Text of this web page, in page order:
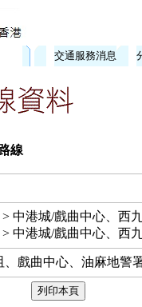
交通服務消息
線
中港城/戲曲中心、西
中港城/戲曲中心、西
、戲曲中心、油麻地警